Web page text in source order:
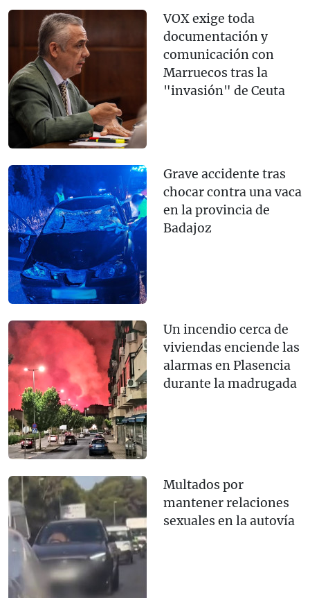
VOX exige toda
documentación y
comunicación con
Marruecos tras la
"invasión" de Ceuta
Grave accidente tras
chocar contra una vaca
en la provincia de
Badajoz
Un incendio cerca de
viviendas enciende las
alarmas en Plasencia
durante la madrugada
Multados por
mantener relaciones
sexuales en la autovía